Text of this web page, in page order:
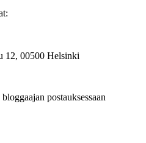
12, 00500 Helsinki
postauksessaan